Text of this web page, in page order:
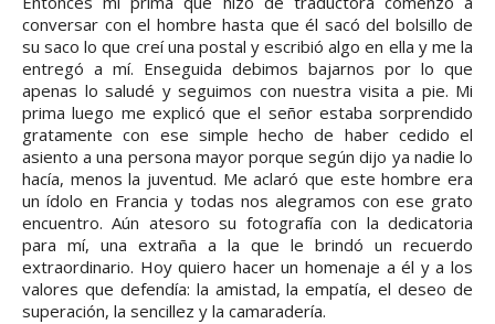
conversar con el hombre hasta que él sacó del bolsillo de
su saco lo que creí una postal y escribió algo en ella y me la
entregó a mí. Enseguida debimos bajarnos por lo que
apenas lo saludé y seguimos con nuestra visita a pie. Mi
prima luego me explicó que el señor estaba sorprendido
gratamente con ese simple hecho de haber cedido el
asiento a una persona mayor porque según dijo ya nadie lo
hacía, menos la juventud. Me aclaró que este hombre era
un ídolo en Francia y todas nos alegramos con ese grato
encuentro. Aún atesoro su fotografía con la dedicatoria
para mí, una extraña a la que le brindó un recuerdo
extraordinario. Hoy quiero hacer un homenaje a él y a los
valores que defendía: la amistad, la empatía, el deseo de
superación, la sencillez y la camaradería.